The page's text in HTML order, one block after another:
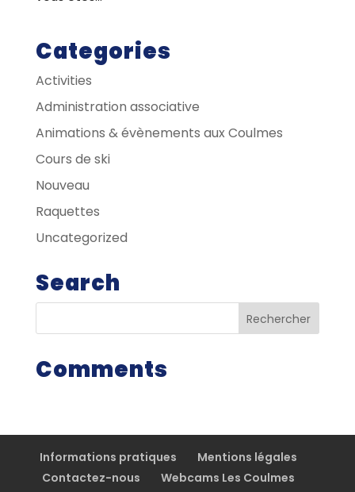
Categories
Activities
Administration associative
Animations & évènements aux Coulmes
Cours de ski
Nouveau
Raquettes
Uncategorized
Search
Comments
Informations pratiques
Mentions légales
Contactez-nous
Webcams Les Coulmes